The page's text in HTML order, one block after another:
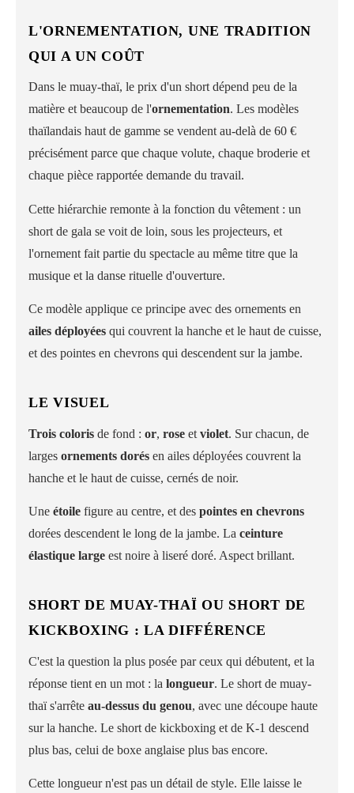
L'ORNEMENTATION, UNE TRADITION
QUI A UN COÛT
Dans le muay-thaï, le prix d'un short dépend peu de la
matière et beaucoup de l'ornementation. Les modèles
thaïlandais haut de gamme se vendent au-delà de 60 €
précisément parce que chaque volute, chaque broderie et
chaque pièce rapportée demande du travail.
Cette hiérarchie remonte à la fonction du vêtement : un
short de gala se voit de loin, sous les projecteurs, et
l'ornement fait partie du spectacle au même titre que la
musique et la danse rituelle d'ouverture.
Ce modèle applique ce principe avec des ornements en
ailes déployées qui couvrent la hanche et le haut de cuisse,
et des pointes en chevrons qui descendent sur la jambe.
LE VISUEL
Trois coloris de fond : or, rose et violet. Sur chacun, de
larges ornements dorés en ailes déployées couvrent la
hanche et le haut de cuisse, cernés de noir.
Une étoile figure au centre, et des pointes en chevrons
dorées descendent le long de la jambe. La ceinture
élastique large est noire à liseré doré. Aspect brillant.
SHORT DE MUAY-THAÏ OU SHORT DE
KICKBOXING : LA DIFFÉRENCE
C'est la question la plus posée par ceux qui débutent, et la
réponse tient en un mot : la longueur. Le short de muay-
thaï s'arrête au-dessus du genou, avec une découpe haute
sur la hanche. Le short de kickboxing et de K-1 descend
plus bas, celui de boxe anglaise plus bas encore.
Cette longueur n'est pas un détail de style. Elle laisse le